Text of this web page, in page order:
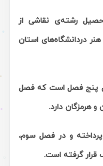
1364 ، فارغ التحصیل رشته‌ی نقاشی از
دردانشگاه‌های استان
پنج فصل است که فصل
و هرمزگان دارد.
و در فصل سوم،
قرار گرفته است.